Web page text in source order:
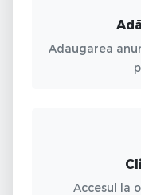
Adaugarea
Accesul la